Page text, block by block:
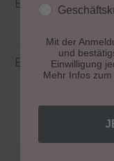
Beschreibung
Bewertungen
Mit der
und
Einwilligung
Mehr Infos